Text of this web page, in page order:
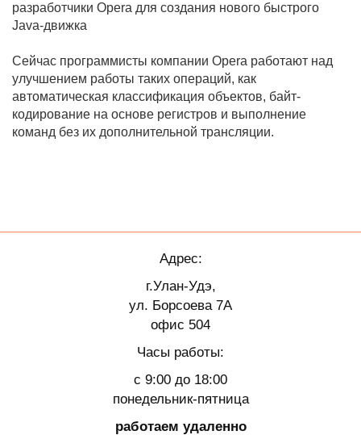
разработчики Opera для создания нового быстрого
Java-движка
Сейчас программисты компании Opera работают над
улучшением работы таких операций, как
автоматическая классификация объектов, байт-
кодирование на основе регистров и выполнение
команд без их дополнительной трансляции.
Адрес:
г.Улан-Удэ,
ул. Борсоева 7А
офис 504
Часы работы:
с 9:00 до 18:00
понедельник-пятница
работаем удаленно